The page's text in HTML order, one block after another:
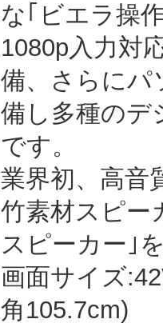
な｢ビエラ操
1080p入力対
備、さらにパ
備し多種のデ
です。
業界初、高音
竹素材スピー
スピーカー｣
画面サイズ
角105.7cm)